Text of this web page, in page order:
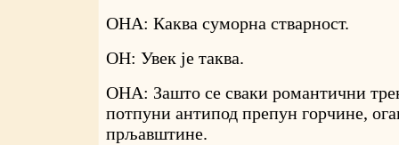
ОНА: Каква суморна стварност.
ОН: Увек је таква.
ОНА: Зашто се сваки романтични
потпуни антипод препун горчине,
прљавштине.